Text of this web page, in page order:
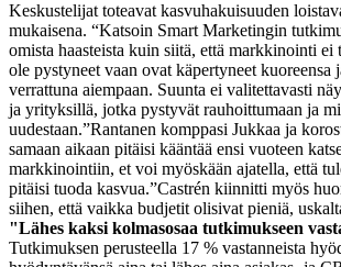
Keskustelijat toteavat kasvuhakuisuuden
mukaisena. “Katsoin Smart Marketingin
omista haasteista kuin siitä, että markkinointi
ole pystyneet vaan ovat käpertyneet
verrattuna aiempaan. Suunta ei valitettavasti
ja yrityksillä, jotka pystyvät rauhoittumaan ja
uudestaan.”Rantanen komppasi Jukkaa ja
samaan aikaan pitäisi kääntää ensi vuoteen
markkinointiin, et voi myöskään ajatella, että
pitäisi tuoda kasvua.”Castrén kiinnitti myös
siihen, että vaikka budjetit olisivat pieniä,
"Lähes kaksi kolmasosaa tutkimukseen
Tutkimuksen perusteella 17 % vastanneista